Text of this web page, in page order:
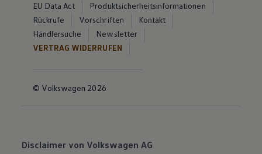
EU Data Act
Produktsicherheitsinformationen
Rückrufe
Vorschriften
Kontakt
Händlersuche
Newsletter
VERTRAG WIDERRUFEN
© Volkswagen 2026
Disclaimer von Volkswagen AG